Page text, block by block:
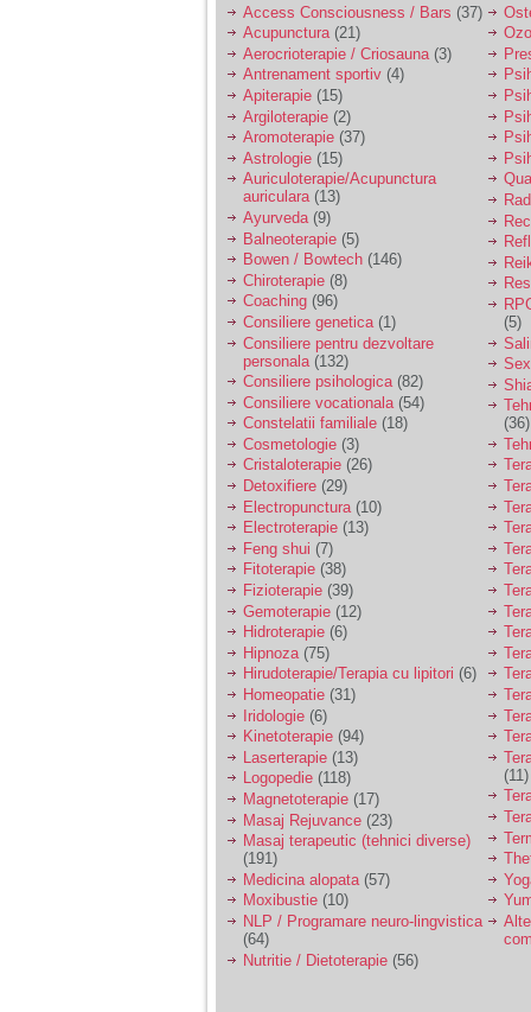
Sunt casatorita, am
31 de ani si un copil in
varsta de 2 ani care
mi-e lumina ochilor.
De ceva timp simt ca
mi s-a adunat
oboseala, o oboseala
cronica de care nu pot
scapa si simt ca din
cauza ei nu pot
controla nervii si
cateodata are copilul
de suferit.
Am o bariera peste
care nu pot trece:
prietena mea a ramas
insarcinata cu o fata.
Am fost de comun
acord sa facem un
copil, cu gandul ca e
baiat.
Am 14 ani si o mare
problema. Acum 8 luni
am inceput o relatie
cu un baiat in varsta
de 20 de ani, m-a
cucerit cu vorbe dulci,
cadouri, promisiuni de
casatorie, asa ca m-
am culcat cu el si in
scurt timp am ramas
insarcinata. El cand a
aflat a plecat in afara,
la munca, si a rupt
orice legatura cu
mine. Mama m-a batut
si m-a jignit in ultimul
hal, ba chiar m-a fortat
sa stau sa imi
introduca coada de
mop in vagin.
Am 20 ani si am avut
o viata foarte grea. O
familie care nu m-a
Access Consciousness / Bars (37)
Acupunctura(21)
Aerocrioterapie / Criosauna (3)
Antrenament sportiv (4)
Apiterapie (15)
Argiloterapie (2)
Aromoterapie (37)
Astrologie (15)
Auriculoterapie/Acupunctura
auriculara(13)
Ayurveda (9)
Balneoterapie (5)
Bowen / Bowtech (146)
Chiroterapie (8)
Coaching (96)
Consiliere genetica (1)
Consiliere pentru dezvoltare
personala (132)
Consiliere psihologica(82)
Consiliere vocationala (54)
Constelatii familiale (18)
Cosmetologie (3)
Cristaloterapie (26)
Detoxifiere (29)
Electropunctura (10)
Electroterapie (13)
Feng shui (7)
Fitoterapie (38)
Fizioterapie (39)
Gemoterapie (12)
Hidroterapie (6)
Hipnoza (75)
Hirudoterapie/Terapia cu lipitori (6)
Homeopatie (31)
Iridologie (6)
Kinetoterapie (94)
Laserterapie (13)
Logopedie (118)
Magnetoterapie (17)
Masaj Rejuvance (23)
Masaj terapeutic (tehnici diverse)
(191)
Medicina alopata (57)
Moxibustie (10)
NLP / Programare neuro-lingvistica
(64)
Nutritie / Dietoterapie (56)
(5)
(36)
(11)